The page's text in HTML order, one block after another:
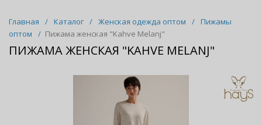
Главная / Каталог / Женская одежда оптом / Пижамы
оптом
/ Пижама женская "Kahve Melanj"
ПИЖАМА ЖЕНСКАЯ "KAHVE MELANJ"